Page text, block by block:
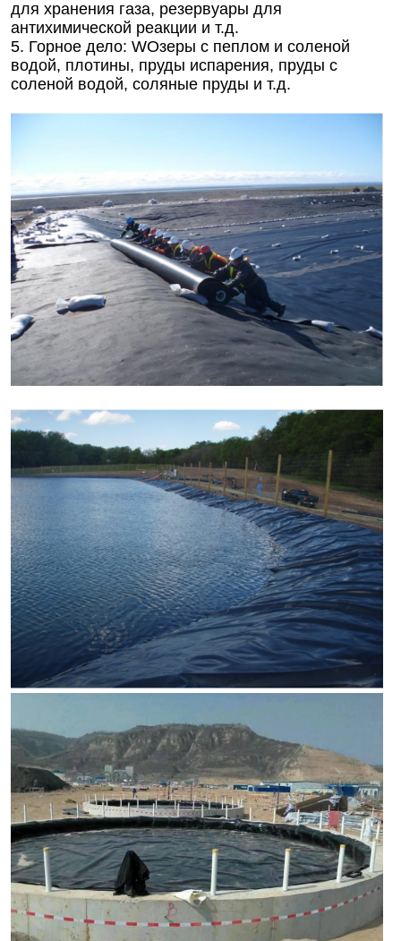
для хранения газа, резервуары для
антихимической реакции и т.д.
5. Горное дело: WОзеры с пеплом и соленой
водой, плотины, пруды испарения, пруды с
соленой водой, соляные пруды и т.д.